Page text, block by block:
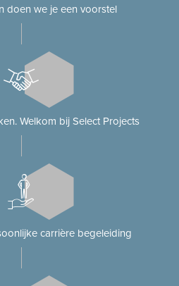
doen we je een voorstel
Welkom bij Select Projects
carrière begeleiding